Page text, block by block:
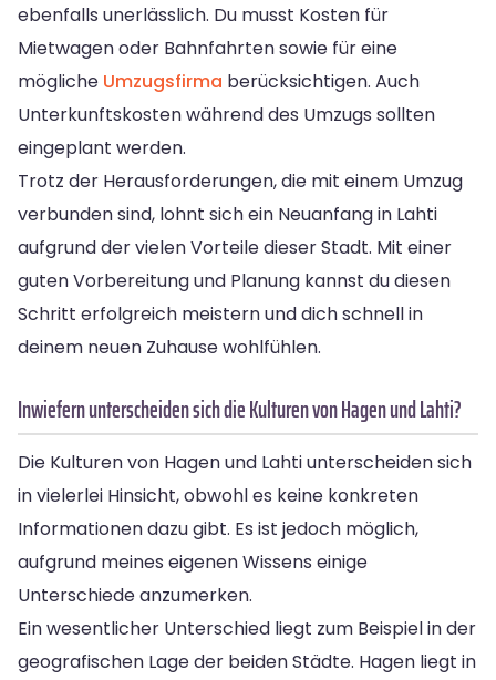
ebenfalls unerlässlich. Du musst Kosten für
Mietwagen oder Bahnfahrten sowie für eine
mögliche Umzugsfirma berücksichtigen. Auch
Unterkunftskosten während des Umzugs sollten
eingeplant werden.
Trotz der Herausforderungen, die mit einem Umzug
verbunden sind, lohnt sich ein Neuanfang in Lahti
aufgrund der vielen Vorteile dieser Stadt. Mit einer
guten Vorbereitung und Planung kannst du diesen
Schritt erfolgreich meistern und dich schnell in
deinem neuen Zuhause wohlfühlen.
Inwiefern unterscheiden sich die Kulturen von Hagen und Lahti?
Die Kulturen von Hagen und Lahti unterscheiden sich
in vielerlei Hinsicht, obwohl es keine konkreten
Informationen dazu gibt. Es ist jedoch möglich,
aufgrund meines eigenen Wissens einige
Unterschiede anzumerken.
Ein wesentlicher Unterschied liegt zum Beispiel in der
geografischen Lage der beiden Städte. Hagen liegt in